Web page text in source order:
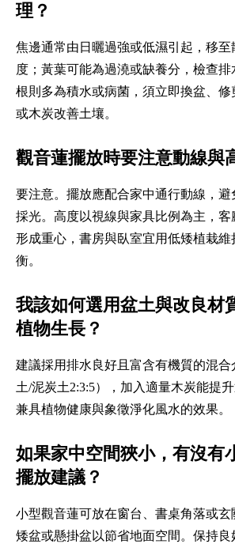
理？
焦邊通常由日曬過強或低濕引起，移
度；黃葉可能為過澆或缺養分，檢查
根則多為積水或病菌，須立即換盆、修
或木炭改善土壤。
觀音蓮擺放時要注意動線與
要注意。擺放應配合家中通行動線，
採光。高度以視線與家具比例為主，客
形成重心，書房與臥室宜用低矮植栽
衡。
我該如何選用盆土與改良材
植物生長？
建議採用排水良好且富含有機質的混
土/泥炭土2:3:5），加入適量木炭能提
兼具植物健康與象徵淨化風水的效果。
如果家中空間狹小，有沒有
擺放建議？
小型觀音蓮可放在窗台、書桌角落或
矮盆或懸掛盆以節省地面空間。保持良